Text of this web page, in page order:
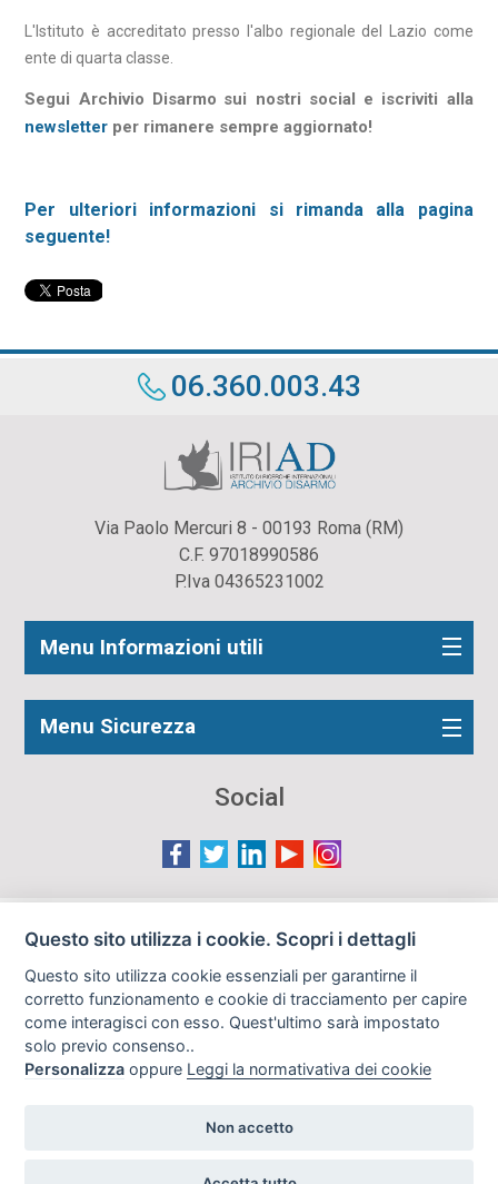
L'Istituto è accreditato presso l'albo regionale del Lazio come
ente di quarta classe.
Segui Archivio Disarmo sui nostri social e iscriviti alla
newsletter per rimanere sempre aggiornato!
Per ulteriori informazioni si rimanda alla pagina
seguente!
06.360.003.43
Via Paolo Mercuri 8 - 00193 Roma (RM)
C.F. 97018990586
P.Iva 04365231002
Menu Informazioni utili
Menu Sicurezza
Social
Le immagini presenti nel sito sono in parte reperite da
gli autori o i soggetti ritratti fossero contrari al loro utilizzo
in questa sede, l'Istituto, ove opportuno, provvederà a
rimuoverle previa richiesta all'indirizzo email:
info@archiviodisarmo.it
Copyright 2019
Questo sito utilizza i cookie. Scopri i dettagli
Questo sito utilizza cookie essenziali per garantirne il
corretto funzionamento e cookie di tracciamento per capire
come interagisci con esso. Quest'ultimo sarà impostato
solo previo consenso..
Personalizza oppure Leggi la normativativa dei cookie
Non accetto